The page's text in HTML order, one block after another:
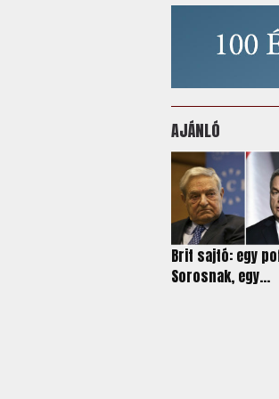
AJÁNLÓ
Brit sajtó: egy
Sorosnak, egy...